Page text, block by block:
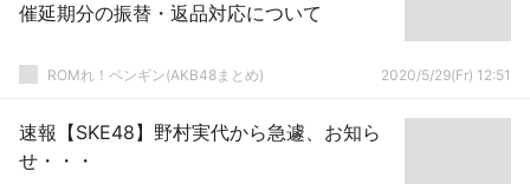
催延期分の振替・返品対応について
ROMれ！ペンギン(AKB48まとめ) 2020/5/29(Fr) 12:51
速報【SKE48】野村実代から急遽、お知ら
せ・・・